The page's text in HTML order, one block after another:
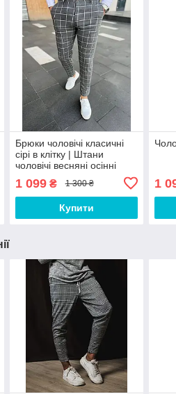
Брюки чоловічі класичні
сірі в клітку | Штани
чоловічі весняні осінні
1 099₴ 1 300 ₴
Купити
1